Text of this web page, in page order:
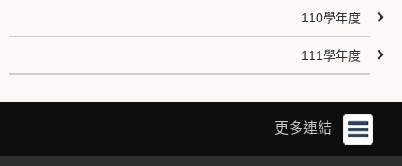
110學年度
111學年度
更多連結